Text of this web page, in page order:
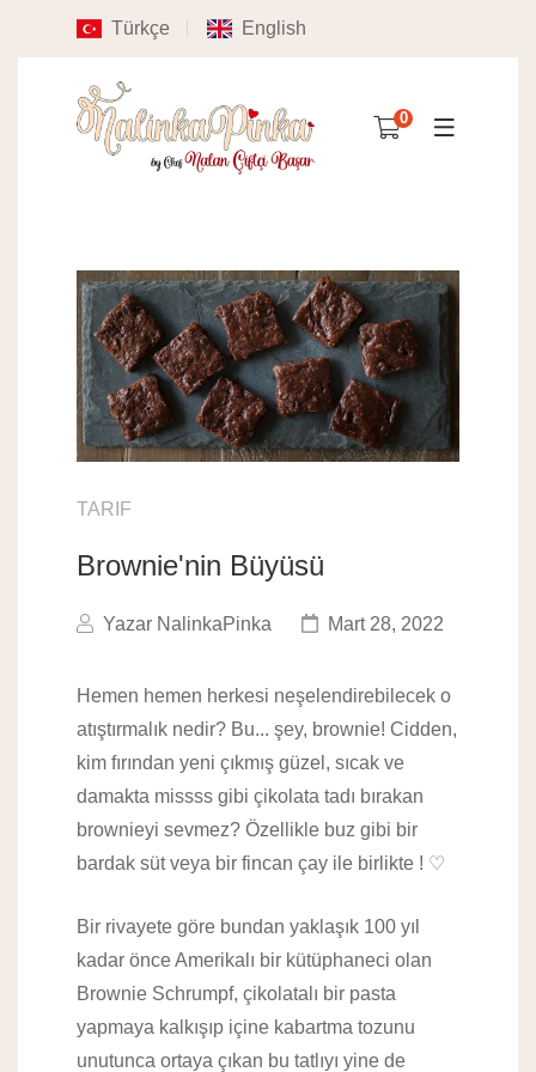
Türkçe English
0
TARIF
Brownie'nin Büyüsü
Yazar NalinkaPinka Mart 28, 2022
Hemen hemen herkesi neşelendirebilecek o
atıştırmalık nedir? Bu... şey, brownie! Cidden,
kim fırından yeni çıkmış güzel, sıcak ve
damakta missss gibi çikolata tadı bırakan
brownieyi sevmez? Özellikle buz gibi bir
bardak süt veya bir fincan çay ile birlikte ! ♡
Bir rivayete göre bundan yaklaşık 100 yıl
kadar önce Amerikalı bir kütüphaneci olan
Brownie Schrumpf, çikolatalı bir pasta
yapmaya kalkışıp içine kabartma tozunu
unutunca ortaya çıkan bu tatlıyı yine de